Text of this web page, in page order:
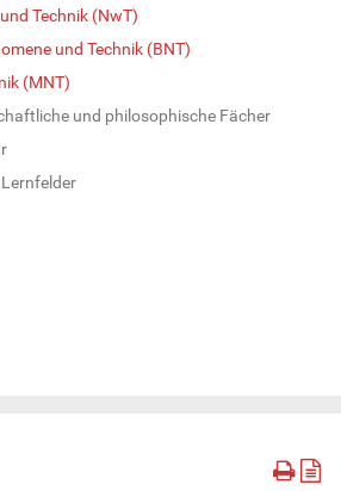
Technik (NwT)
und Technik (BNT)
(MNT)
und philosophische Fächer